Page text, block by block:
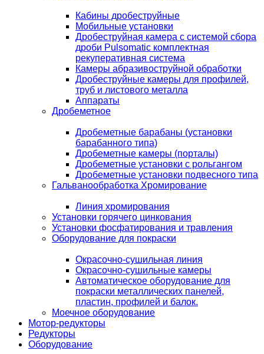
Кабины дробеструйные
Мобильные установки
Дробеструйная камера с системой сбора
дроби Pulsomatic комплектная
рекуперативная система
Камеры абразивоструйной обработки
Дробеструйные камеры для профилей,
труб и листового металла
Аппараты
Дробеметное
Дробеметные барабаны (установки
барабанного типа)
Дробеметные камеры (порталы)
Дробеметные установки с рольгангом
Дробеметные установки подвесного типа
Гальванообработка Хромирование
Линия хромирования
Установки горячего цинкования
Установки фосфатирования и травления
Оборудование для покраски
Окрасочно-сушильная линия
Окрасочно-сушильные камеры
Автоматическое оборудование для
покраски металлических панелей,
пластин, профилей и балок.
Моечное оборудование
Мотор-редукторы
Редукторы
Оборудование